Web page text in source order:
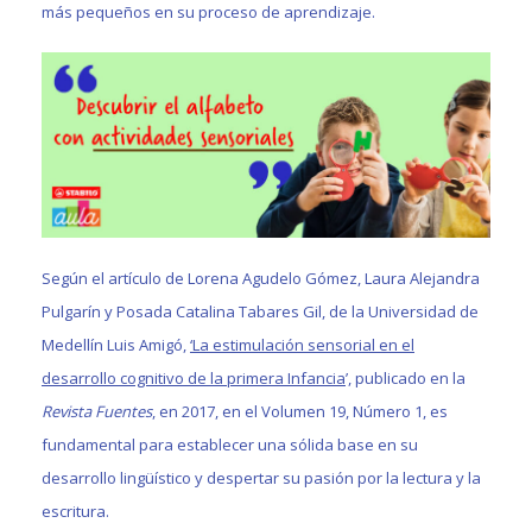
más pequeños en su proceso de aprendizaje.
Según el artículo de Lorena Agudelo Gómez, Laura Alejandra
Pulgarín y Posada Catalina Tabares Gil, de la Universidad de
Medellín Luis Amigó,‘La estimulación sensorial en el
desarrollo cognitivo de la primera Infancia’, publicado en la
Revista Fuentes, en 2017, en el Volumen 19, Número 1, es
fundamental para establecer una sólida base en su
desarrollo lingüístico y despertar su pasión por la lectura y la
escritura.